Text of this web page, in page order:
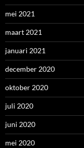
mei 2021
maart 2021
januari 2021
december 2020
oktober 2020
juli 2020
juni 2020
mei 2020